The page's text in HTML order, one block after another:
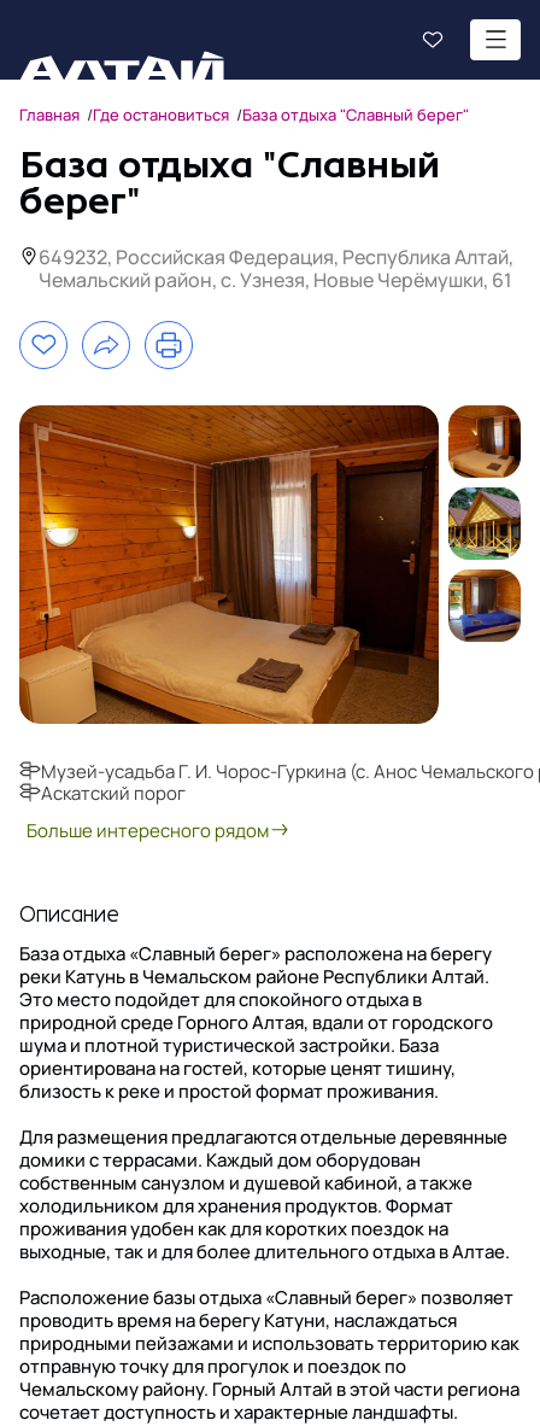
Главная Где остановиться База отдыха "Славный берег"
База отдыха "Славный
берег"
649232, Российская Федерация, Республика Алтай,
Чемальский район, с. Узнезя, ​Новые Черёмушки, 61
Музей-усадьба Г. И. Чорос-Гуркина (с. Анос
Аскатский порог
Больше интересного рядом
Описание
База отдыха «Славный берег» расположена на берегу
реки Катунь в Чемальском районе Республики Алтай.
Это место подойдет для спокойного отдыха в
природной среде Горного Алтая, вдали от городского
шума и плотной туристической застройки. База
ориентирована на гостей, которые ценят тишину,
близость к реке и простой формат проживания.
Для размещения предлагаются отдельные деревянные
домики с террасами. Каждый дом оборудован
собственным санузлом и душевой кабиной, а также
холодильником для хранения продуктов. Формат
проживания удобен как для коротких поездок на
выходные, так и для более длительного отдыха в Алтае.
Расположение базы отдыха «Славный берег» позволяет
проводить время на берегу Катуни, наслаждаться
природными пейзажами и использовать территорию как
отправную точку для прогулок и поездок по
Чемальскому району. Горный Алтай в этой части региона
сочетает доступность и характерные ландшафты.